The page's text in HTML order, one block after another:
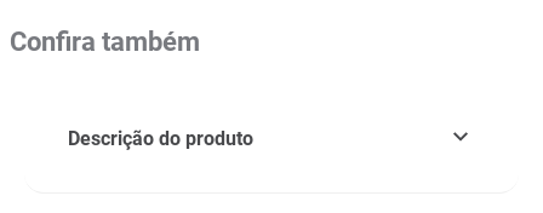
Confira também
Descrição do produto